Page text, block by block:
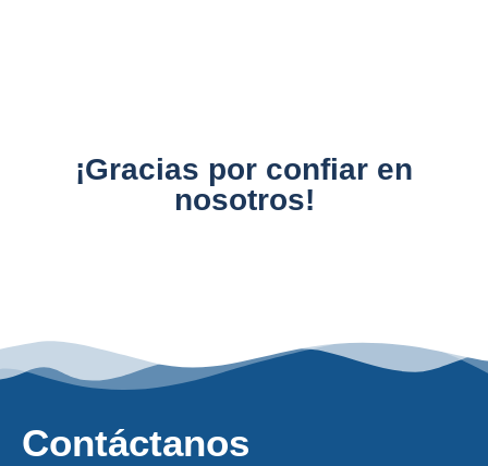
¡Gracias por confiar en
nosotros!
Contáctanos